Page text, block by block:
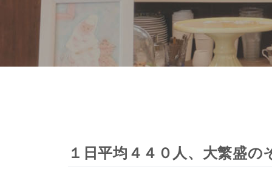
１日平均４４０人、大繁盛の